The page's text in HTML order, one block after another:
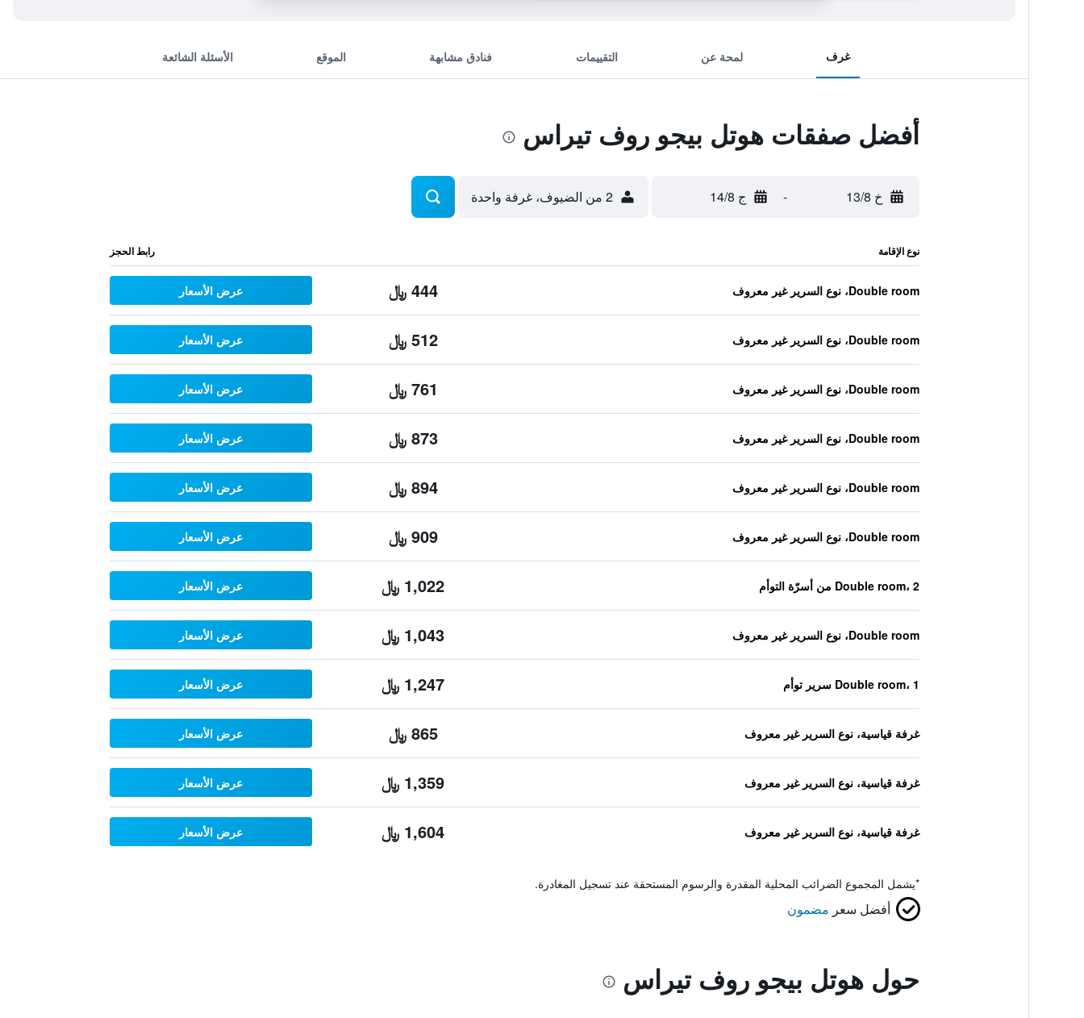
غرف لمحة عن التقييمات فنادق مشابهة الموقع الأسئلة الشائعة
أفضل صفقات هوتل بيجو روف تيراس
خ 13/8 - ج 14/8 2 من الضيوف، غرفة واحدة
نوع الإقامة رابط الحجز
Double room، نوع السرير غير معروف 444 ﷼ عرض الأسعار
Double room، نوع السرير غير معروف 512 ﷼ عرض الأسعار
Double room، نوع السرير غير معروف 761 ﷼ عرض الأسعار
Double room، نوع السرير غير معروف 873 ﷼ عرض الأسعار
Double room، نوع السرير غير معروف 894 ﷼ عرض الأسعار
Double room، نوع السرير غير معروف 909 ﷼ عرض الأسعار
Double room، 2 من أسرّة التوأم 1,022 ﷼ عرض الأسعار
Double room، نوع السرير غير معروف 1,043 ﷼ عرض الأسعار
Double room، 1 سرير توأم 1,247 ﷼ عرض الأسعار
غرفة قياسية، نوع السرير غير معروف 865 ﷼ عرض الأسعار
غرفة قياسية، نوع السرير غير معروف 1,359 ﷼ عرض الأسعار
غرفة قياسية، نوع السرير غير معروف 1,604 ﷼ عرض الأسعار
*يشمل المجموع الضرائب المحلية المقدرة والرسوم المستحقة عند تسجيل المغادرة.
أفضل سعر مضمون
حول هوتل بيجو روف تيراس